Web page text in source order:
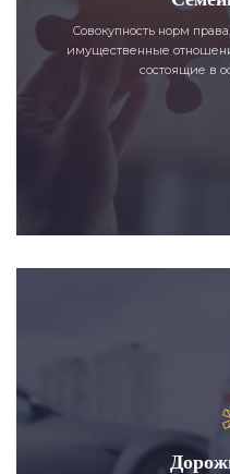
Совокупность норм
имущественные
состоящие в